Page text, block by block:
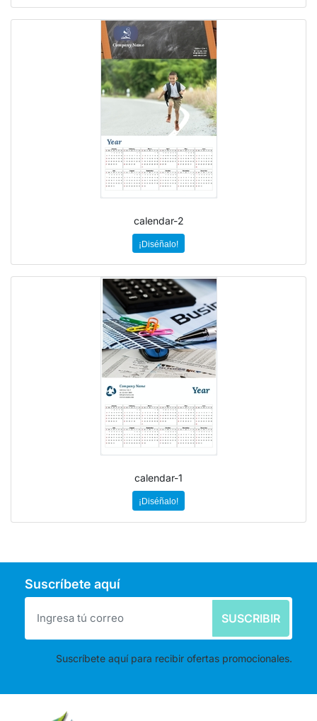
calendar-2
¡Diséñalo!
calendar-1
¡Diséñalo!
Suscríbete aquí
SUSCRIBIR
Suscríbete aquí para recibir ofertas promocionales.